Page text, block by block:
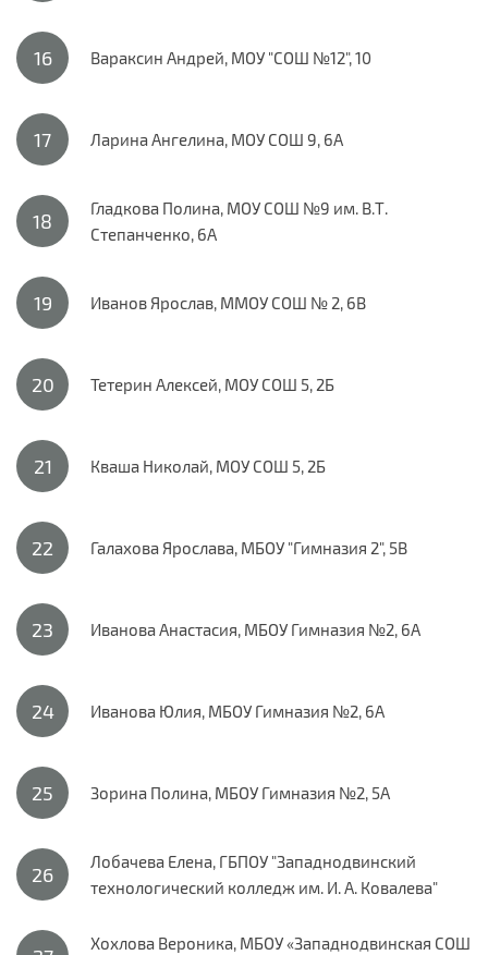
Вараксин Андрей, МОУ "СОШ №12", 10
Ларина Ангелина, МОУ СОШ 9, 6А
Гладкова Полина, МОУ СОШ №9 им. В.Т.
Степанченко, 6А
Иванов Ярослав, ММОУ СОШ № 2, 6В
Тетерин Алексей, МОУ СОШ 5, 2Б
Кваша Николай, МОУ СОШ 5, 2Б
Галахова Ярослава, МБОУ "Гимназия 2", 5В
Иванова Анастасия, МБОУ Гимназия №2, 6А
Иванова Юлия, МБОУ Гимназия №2, 6А
Зорина Полина, МБОУ Гимназия №2, 5А
Лобачева Елена, ГБПОУ "Западнодвинский
технологический колледж им. И. А. Ковалева"
Хохлова Вероника, МБОУ «Западнодвинская СОШ